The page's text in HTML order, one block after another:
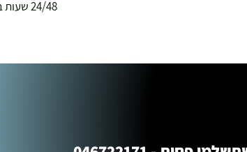
24/48 שעות במידת הצורך